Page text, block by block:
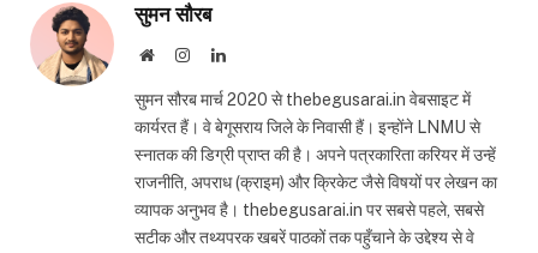
सुमन सौरब
WebsiteInstagramLinkedIn
सुमन सौरब मार्च 2020 से thebegusarai.in वेबसाइट में
कार्यरत हैं। वे बेगूसराय जिले के निवासी हैं। इन्होंने LNMU से
स्नातक की डिग्री प्राप्त की है। अपने पत्रकारिता करियर में उन्हें
राजनीति, अपराध (क्राइम) और क्रिकेट जैसे विषयों पर लेखन का
व्यापक अनुभव है। thebegusarai.in पर सबसे पहले, सबसे
सटीक और तथ्यपरक खबरें पाठकों तक पहुँचाने के उद्देश्य से वे